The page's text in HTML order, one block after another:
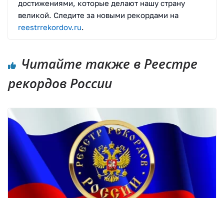
достижениями, которые делают нашу страну
великой. Следите за новыми рекордами на
reestrrekordov.ru.
Читайте также в Реестре
рекордов России